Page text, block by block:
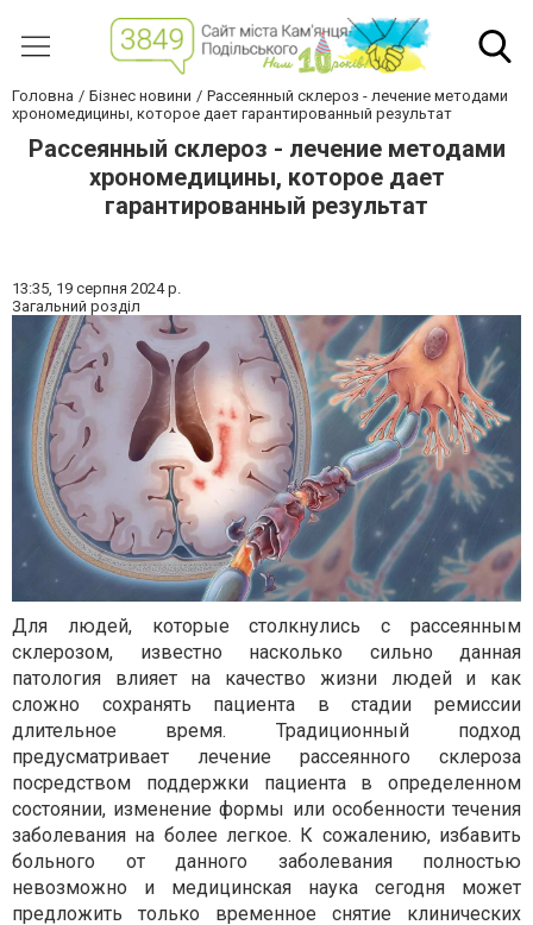
Головна Бізнес новини
Рассеянный склероз - лечение методами
хрономедицины, которое дает гарантированный результат
Рассеянный склероз - лечение методами
хрономедицины, которое дает
гарантированный результат
13:35, 19 серпня 2024 р.
Загальний розділ
Для людей, которые столкнулись с рассеянным
склерозом, известно насколько сильно данная
патология влияет на качество жизни людей и как
сложно сохранять пациента в стадии ремиссии
длительное время. Традиционный подход
предусматривает лечение рассеянного склероза
посредством поддержки пациента в определенном
состоянии, изменение формы или особенности течения
заболевания на более легкое. К сожалению, избавить
больного от данного заболевания полностью
невозможно и медицинская наука сегодня может
предложить только временное снятие клинических